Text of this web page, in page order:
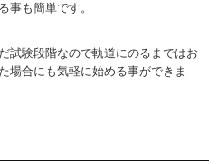
事も簡単です。
試験段階なので軌道にのるまではお
場合にも気軽に始める事ができま